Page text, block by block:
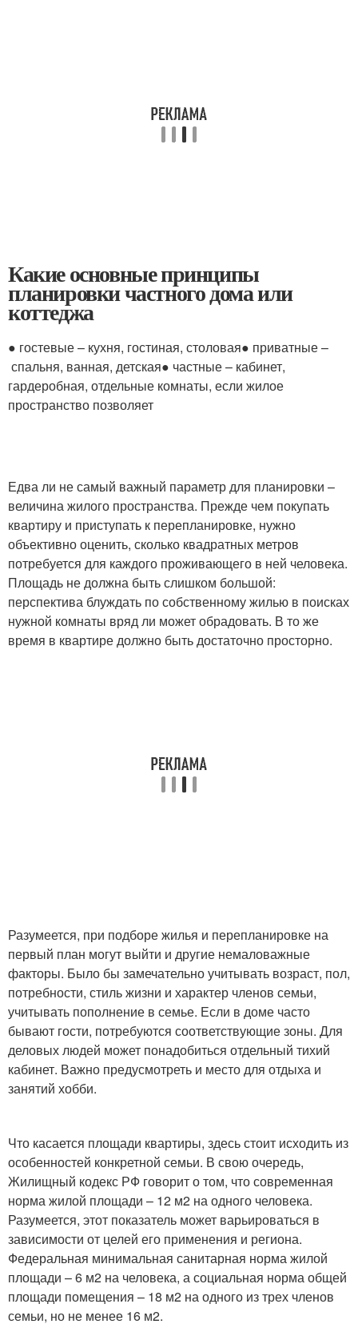
Какие основные принципы
планировки частного дома или
коттеджа
● гостевые – кухня, гостиная, столовая● приватные –
спальня, ванная, детская● частные – кабинет,
гардеробная, отдельные комнаты, если жилое
пространство позволяет
Едва ли не самый важный параметр для планировки –
величина жилого пространства. Прежде чем покупать
квартиру и приступать к перепланировке, нужно
объективно оценить, сколько квадратных метров
потребуется для каждого проживающего в ней человека.
Площадь не должна быть слишком большой:
перспектива блуждать по собственному жилью в поисках
нужной комнаты вряд ли может обрадовать. В то же
время в квартире должно быть достаточно просторно.
Разумеется, при подборе жилья и перепланировке на
первый план могут выйти и другие немаловажные
факторы. Было бы замечательно учитывать возраст, пол,
потребности, стиль жизни и характер членов семьи,
учитывать пополнение в семье. Если в доме часто
бывают гости, потребуются соответствующие зоны. Для
деловых людей может понадобиться отдельный тихий
кабинет. Важно предусмотреть и место для отдыха и
занятий хобби.
Что касается площади квартиры, здесь стоит исходить из
особенностей конкретной семьи. В свою очередь,
Жилищный кодекс РФ говорит о том, что современная
норма жилой площади – 12 м2 на одного человека.
Разумеется, этот показатель может варьироваться в
зависимости от целей его применения и региона.
Федеральная минимальная санитарная норма жилой
площади – 6 м2 на человека, а социальная норма общей
площади помещения – 18 м2 на одного из трех членов
семьи, но не менее 16 м2.